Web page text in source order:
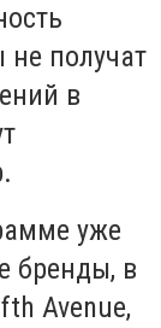
получат
в
уже
бренды, в
Avenue,